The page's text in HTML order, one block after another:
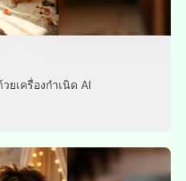
เครื่องกําเนิด AI